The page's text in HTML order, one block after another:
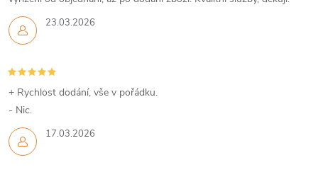
23.03.2026
17.03.2026
+ Rychlost dodání, vše v pořádku.
- Nic.